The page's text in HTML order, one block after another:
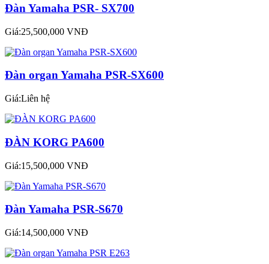
Đàn Yamaha PSR- SX700
Giá:25,500,000 VNĐ
Đàn organ Yamaha PSR-SX600
Giá:Liên hệ
ĐÀN KORG PA600
Giá:15,500,000 VNĐ
Đàn Yamaha PSR-S670
Giá:14,500,000 VNĐ